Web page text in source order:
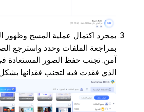
بمجرد اكتمال عملية المسح وظهور
بمراجعة الملفات وحدد واسترجع
آمن. تجنب حفظ الصور المستعادة
الذي فقدت فيه لتجنب فقدانها بشكل